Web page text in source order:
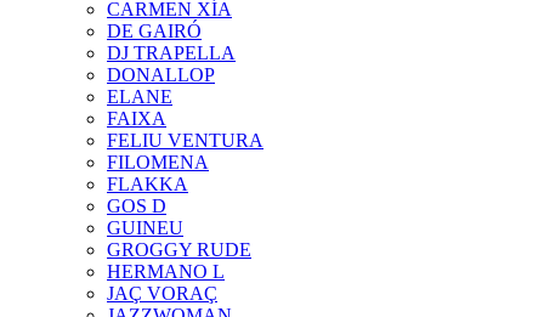
CARMEN XÍA
DE GAIRÓ
DJ TRAPELLA
DONALLOP
ELANE
FAIXA
FELIU VENTURA
FILOMENA
FLAKKA
GOS D
GUINEU
GROGGY RUDE
HERMANO L
JAÇ VORAÇ